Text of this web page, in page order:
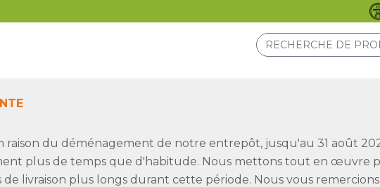
raison du déménagement de notre entrepôt, jusqu'au 31 août
plus de temps que d'habitude. Nous mettons tout en œuvre
de livraison plus longs durant cette période. Nous vous